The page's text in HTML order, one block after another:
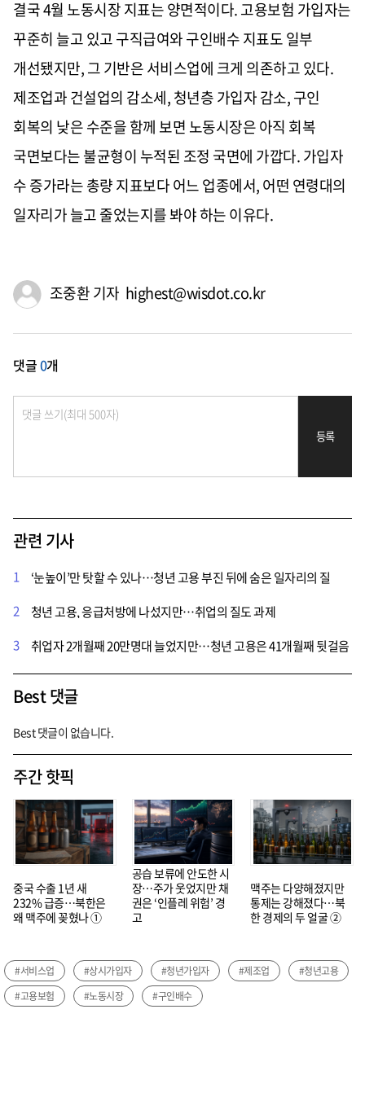
결국 4월 노동시장 지표는 양면적이다. 고용보험 가입자는
꾸준히 늘고 있고 구직급여와 구인배수 지표도 일부
개선됐지만, 그 기반은 서비스업에 크게 의존하고 있다.
제조업과 건설업의 감소세, 청년층 가입자 감소, 구인
회복의 낮은 수준을 함께 보면 노동시장은 아직 회복
국면보다는 불균형이 누적된 조정 국면에 가깝다. 가입자
수 증가라는 총량 지표보다 어느 업종에서, 어떤 연령대의
일자리가 늘고 줄었는지를 봐야 하는 이유다.
조중환 기자 highest@wisdot.co.kr
댓글0개
등록
관련 기사
1
‘눈높이’만 탓할 수 있나…청년 고용 부진 뒤에 숨은 일자리의 질
2
청년 고용, 응급처방에 나섰지만…취업의 질도 과제
3
취업자 2개월째 20만명대 늘었지만…청년 고용은 41개월째 뒷걸음
Best 댓글
Best 댓글이 없습니다.
주간 핫픽
중국 수출 1년 새
232% 급증…북한은
왜 맥주에 꽂혔나 ①
공습 보류에 안도한 시
장…주가 웃었지만 채
권은 ‘인플레 위험’ 경
고
맥주는 다양해졌지만
통제는 강해졌다…북
한 경제의 두 얼굴 ②
#서비스업 #상시가입자 #청년가입자 #제조업
#청년고용
#고용보험
#노동시장 #구인배수